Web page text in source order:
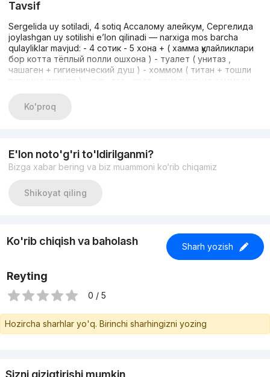
Tavsif
Sergelida uy sotiladi, 4 sotiq Ассалому алейкум, Сергелида
joylashgan uy sotilishi e’lon qilinadi — narxiga mos barcha
qulayliklar mavjud: - 4 сотик - 5 хона + ( хамма қулайликлари
бор котта тёплый полли ошхона ) - туалет ( унитаз ,
чашаген + гигиенический душ ) - хоммом ( титан + тошли
парицца қилишга ) - сув , газ , свет , канализация хаммаси
моторда ишлади - кладофкада + ( подвол хам бор ) -
ховлида олма , олча , шоптоли , бодом , гилос дарахтлари
раён - нархи : $ 200.000 - манзил Тошкент ш., Сергели т-ни
, Еркинлик к. 70 ориентир Ўзгариш Бексарой чойхона - тел :
Ko'proq
E'lon noto'g'ri to'ldirilganmi?
Bizga xabar bering va biz muammoni ko‘rib chiqamiz
Shikoyat qiling
Ko'rib chiqish va baholash Sharh yozish
Reyting
0 / 5
Hozircha sharhlar yo'q. Birinchi sharhingizni yozing
Sizni qiziqtirishi mumkin